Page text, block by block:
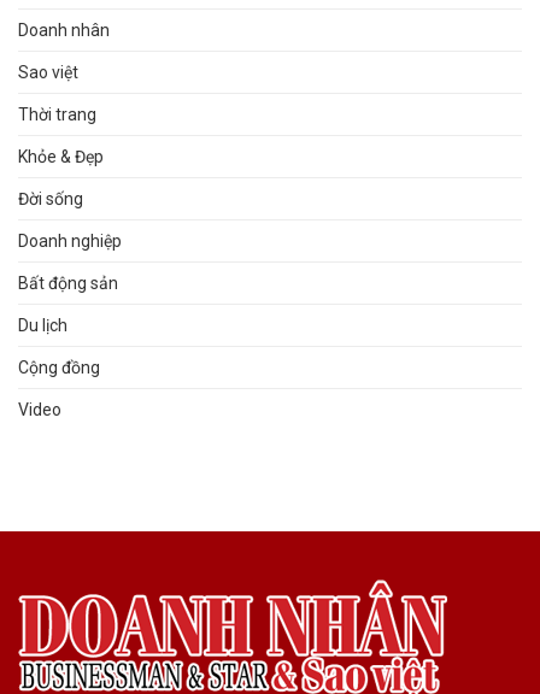
Doanh nhân
Sao việt
Thời trang
Khỏe & Đẹp
Đời sống
Doanh nghiệp
Bất động sản
Du lịch
Cộng đồng
Video